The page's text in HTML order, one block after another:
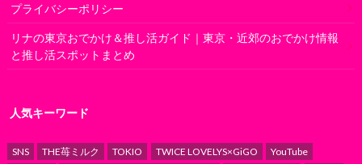
プライバシーポリシー
リナの東京おでかけ＆推し活ガイド｜東京・近郊のおでかけ情報
と推し活スポットまとめ
人気キーワード
SNS THE苺ミルク TOKIO TWICE LOVELYS×GiGO
YouTube